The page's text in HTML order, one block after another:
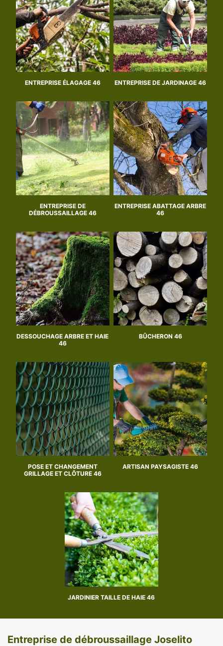
ENTREPRISE ÉLAGAGE 46 ENTREPRISE DE JARDINAGE 46
ENTREPRISE DE
DÉBROUSSAILLAGE 46
ENTREPRISE ABATTAGE ARBRE
46
DESSOUCHAGE ARBRE ET HAIE
46
BÛCHERON 46
POSE ET CHANGEMENT
GRILLAGE ET CLÔTURE 46
ARTISAN PAYSAGISTE 46
JARDINIER TAILLE DE HAIE 46
Entreprise de débroussaillage Joselito